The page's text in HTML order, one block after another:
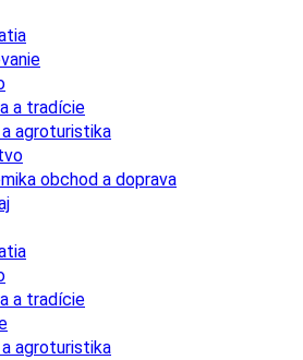
a tradície
agroturistika
obchod a doprava
a tradície
agroturistika